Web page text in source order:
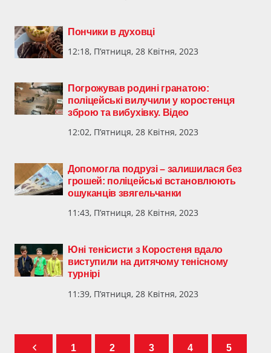
Пончики в духовці
12:18, П’ятниця, 28 Квітня, 2023
Погрожував родині гранатою:
поліцейські вилучили у коростенця
зброю та вибухівку. Відео
12:02, П’ятниця, 28 Квітня, 2023
Допомогла подрузі – залишилася без
грошей: поліцейські встановлюють
ошуканців звягельчанки
11:43, П’ятниця, 28 Квітня, 2023
Юні тенісисти з Коростеня вдало
виступили на дитячому тенісному
турнірі
11:39, П’ятниця, 28 Квітня, 2023
1 2 3 4 5